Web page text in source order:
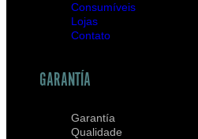
Consumíveis
Lojas
Contato
GARANTÍA
Garantía
Qualidade